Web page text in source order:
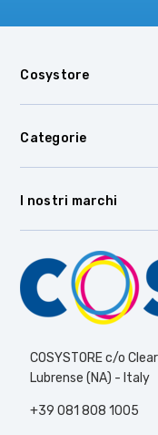
Cosystore
Categorie
I nostri marchi
COSYSTORE c/o
Lubrense (NA) - Italy
+39 081 808 1005